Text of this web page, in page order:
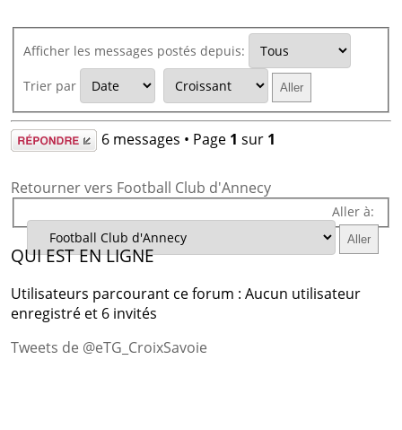
Afficher les messages postés depuis:
Trier par
Répondre 6 messages • Page 1 sur 1
Retourner vers Football Club d'Annecy
Aller à:
QUI EST EN LIGNE
Utilisateurs parcourant ce forum : Aucun utilisateur
enregistré et 6 invités
Tweets de @eTG_CroixSavoie